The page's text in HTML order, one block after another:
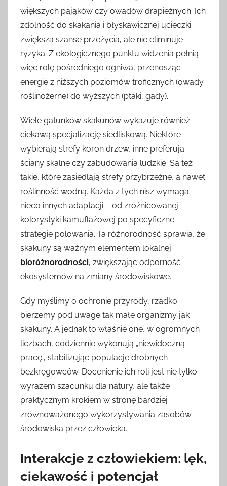
większych pająków czy owadów drapieżnych. Ich
zdolność do skakania i błyskawicznej ucieczki
zwiększa szanse przeżycia, ale nie eliminuje
ryzyka. Z ekologicznego punktu widzenia pełnią
więc rolę pośredniego ogniwa, przenosząc
energię z niższych poziomów troficznych (owady
roślinożerne) do wyższych (ptaki, gady).
Wiele gatunków skakunów wykazuje również
ciekawą specjalizację siedliskową. Niektóre
wybierają strefy koron drzew, inne preferują
ściany skalne czy zabudowania ludzkie. Są też
takie, które zasiedlają strefy przybrzeżne, a nawet
roślinność wodną. Każda z tych nisz wymaga
nieco innych adaptacji – od zróżnicowanej
kolorystyki kamuflażowej po specyficzne
strategie polowania. Ta różnorodność sprawia, że
skakuny są ważnym elementem lokalnej
bioróżnorodności, zwiększając odporność
ekosystemów na zmiany środowiskowe.
Gdy myślimy o ochronie przyrody, rzadko
bierzemy pod uwagę tak małe organizmy jak
skakuny. A jednak to właśnie one, w ogromnych
liczbach, codziennie wykonują „niewidoczną
pracę”, stabilizując populacje drobnych
bezkręgowców. Docenienie ich roli jest nie tylko
wyrazem szacunku dla natury, ale także
praktycznym krokiem w stronę bardziej
zrównoważonego wykorzystywania zasobów
środowiska przez człowieka.
Interakcje z człowiekiem: lęk,
ciekawość i potencjał